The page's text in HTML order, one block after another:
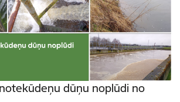
dūņu noplūdi no